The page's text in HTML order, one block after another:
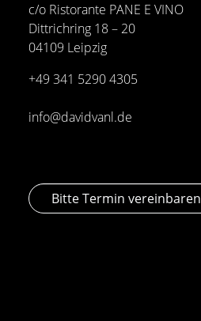
c/o Ristorante PANE E VINO
Dittrichring 18 – 20
04109 Leipzig
+49 341 5290 4305
info@davidvanl.de
Bitte Termin vereinbaren